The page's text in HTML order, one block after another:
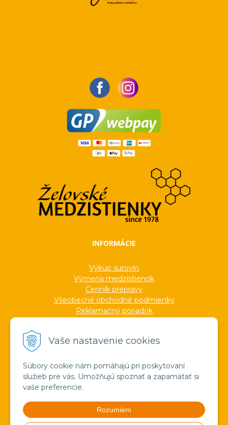
Vaše nastavenie cookies
Súbory cookie nám pomáhajú pri poskytovaní
služieb pre vás. Umožňujú spoznať a zapamätať si
vaše preferencie.
Rozumiem
INFORMÁCIE
Výkup surovín
Výmena medzistienok
Cenník prepravy
Všeobecné obchodné podmienky
Reklamačný poriadok
Formuláre
Ocenenia
Veľkoobchod
Verejné obstarávanie
Pravda o medzistienkach a vosku
Spoznajte náš región!